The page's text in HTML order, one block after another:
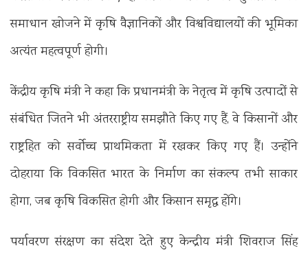
समाधान खोजने में कृषि वैज्ञानिकों और विश्वविद्यालयों की भूमिका
अत्यंत महत्वपूर्ण होगी।
केंद्रीय कृषि मंत्री ने कहा कि प्रधानमंत्री के नेतृत्व में कृषि उत्पादों से
संबंधित जितने भी अंतरराष्ट्रीय समझौते किए गए हैं, वे किसानों और
राष्ट्रहित को सर्वोच्च प्राथमिकता में रखकर किए गए हैं। उन्होंने
दोहराया कि विकसित भारत के निर्माण का संकल्प तभी साकार
होगा, जब कृषि विकसित होगी और किसान समृद्ध होंगे।
पर्यावरण संरक्षण का संदेश देते हुए केन्द्रीय मंत्री शिवराज सिंह